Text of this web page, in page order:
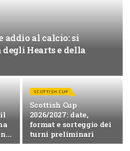
addio al calcio: si
Hearts e della
il
SCOTTISH CUP
Scottish Cup
2026/2027: date,
format e sorteggio dei
turni preliminari